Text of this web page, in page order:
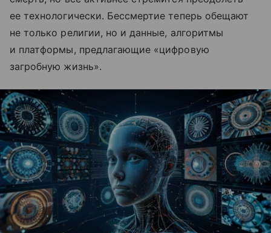
ее технологически. Бессмертие теперь обещают
не только религии, но и данные, алгоритмы
и платформы, предлагающие «цифровую
загробную жизнь».